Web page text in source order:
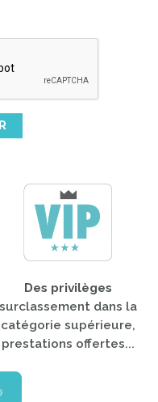
Des privilèges
surclassement dans la
catégorie supérieure,
prestations offertes...